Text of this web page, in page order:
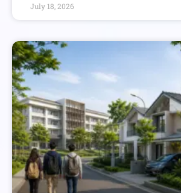
July 18, 2026